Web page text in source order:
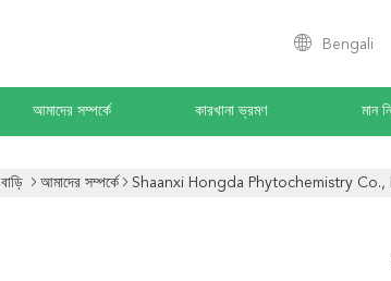
Bengali
আমাদের সম্পর্কে কারখানা ভ্রমণ মান
বাড়ি আমাদের সম্পর্কে Shaanxi Hongda Phytochemistry Co.,